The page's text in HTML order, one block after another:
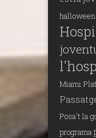
halloween
Miami
Posa't la
programa